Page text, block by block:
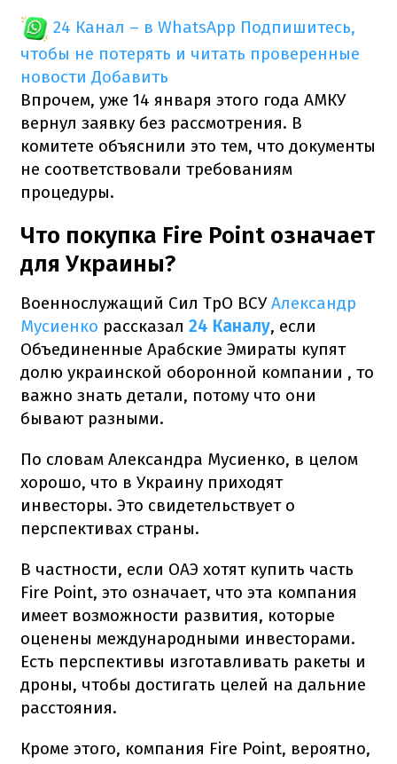
24 Канал – в WhatsApp Подпишитесь,
чтобы не потерять и читать проверенные
новости Добавить
Впрочем, уже 14 января этого года АМКУ
вернул заявку без рассмотрения. В
комитете объяснили это тем, что документы
не соответствовали требованиям
процедуры.
Что покупка Fire Point означает
для Украины?
Военнослужащий Сил ТрО ВСУАлександр
Мусиенко рассказал 24 Каналу, если
Объединенные Арабские Эмираты купят
долю украинской оборонной компании , то
важно знать детали, потому что они
бывают разными.
По словам Александра Мусиенко, в целом
хорошо, что в Украину приходят
инвесторы. Это свидетельствует о
перспективах страны.
В частности, если ОАЭ хотят купить часть
Fire Point, это означает, что эта компания
имеет возможности развития, которые
оценены международными инвесторами.
Есть перспективы изготавливать ракеты и
дроны, чтобы достигать целей на дальние
расстояния.
Кроме этого, компания Fire Point, вероятно,